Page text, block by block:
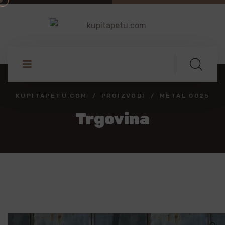
KUPITAPETU.COM PROIZVODI METAL 0025
Trgovina